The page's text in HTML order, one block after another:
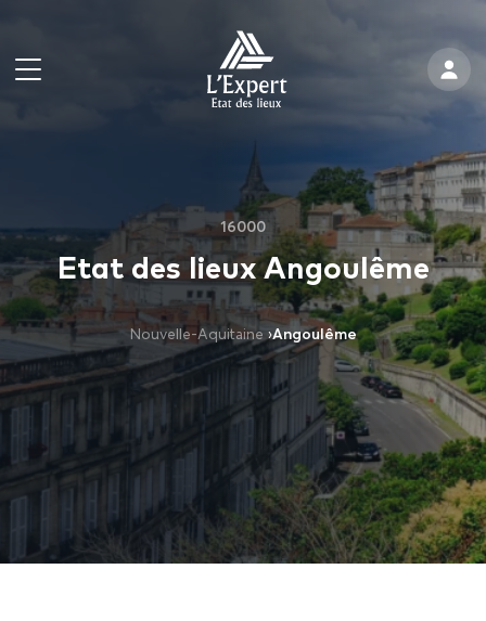
16000
Etat des lieux Angoulême
Nouvelle-Aquitaine ›Angoulême